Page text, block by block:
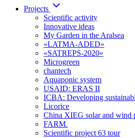
Projects
Scientific activity
Innovative ideas
My Garden in the Aralsea
«LATMA-ADED»
«SATREPS-2020»
Microgreen
chantech
Aquaponic system
USAID: ERAS II
ICBA: Developing
Licorice
China XIEG solar and wind
FARM.
Scientific project 63 tour